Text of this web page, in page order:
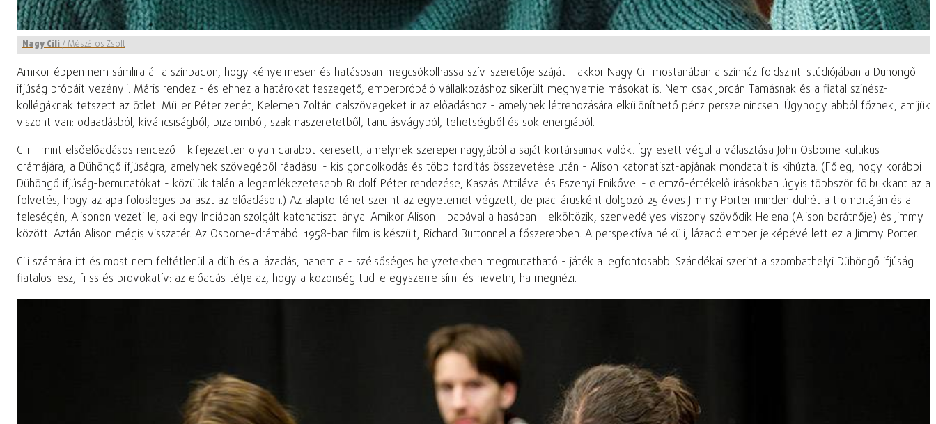
Nagy Cili/Mészáros Zsolt
Amikor éppen nem sámlira áll a színpadon, hogy kényelmesen és hatásosan megcsókolhassa szív-szeretője száját - akkor Nagy Cili mostanában a színház földszinti stúdiójában a Dühöngő
ifjúság próbáit vezényli. Máris rendez - és ehhez a határokat feszegető, emberpróbáló vállalkozáshoz sikerült megnyernie másokat is. Nem csak Jordán Tamásnak és a fiatal színész-
kollégáknak tetszett az ötlet: Müller Péter zenét, Kelemen Zoltán dalszövegeket ír az előadáshoz - amelynek létrehozására elkülöníthető pénz persze nincsen. Úgyhogy abból főznek, amijük
viszont van: odaadásból, kíváncsiságból, bizalomból, szakmaszeretetből, tanulásvágyból, tehetségből és sok energiából.
Cili - mint elsőelőadásos rendező - kifejezetten olyan darabot keresett, amelynek szerepei nagyjából a saját kortársainak valók. Így esett végül a választása John Osborne kultikus
drámájára, a Dühöngő ifjúságra, amelynek szövegéből ráadásul - kis gondolkodás és több fordítás összevetése után - Alison katonatiszt-apjának mondatait is kihúzta. (Főleg, hogy korábbi
Dühöngő ifjúság-bemutatókat - közülük talán a legemlékezetesebb Rudolf Péter rendezése, Kaszás Attilával és Eszenyi Enikővel - elemző-értékelő írásokban úgyis többször fölbukkant az a
fölvetés, hogy az apa fölösleges ballaszt az előadáson.) Az alaptörténet szerint az egyetemet végzett, de piaci árusként dolgozó 25 éves Jimmy Porter minden dühét a trombitáján és a
feleségén, Alisonon vezeti le, aki egy Indiában szolgált katonatiszt lánya. Amikor Alison - babával a hasában - elköltözik, szenvedélyes viszony szövődik Helena (Alison barátnője) és Jimmy
között. Aztán Alison mégis visszatér. Az Osborne-drámából 1958-ban film is készült, Richard Burtonnel a főszerepben. A perspektíva nélküli, lázadó ember jelképévé lett ez a Jimmy Porter.
Cili számára itt és most nem feltétlenül a düh és a lázadás, hanem a - szélsőséges helyzetekben megmutatható - játék a legfontosabb. Szándékai szerint a szombathelyi Dühöngő ifjúság
fiatalos lesz, friss és provokatív: az előadás tétje az, hogy a közönség tud-e egyszerre sírni és nevetni, ha megnézi.